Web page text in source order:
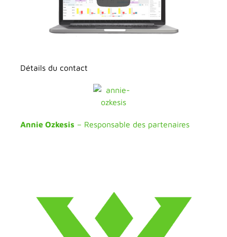
Détails du contact
Annie Ozkesis – Responsable des partenaires